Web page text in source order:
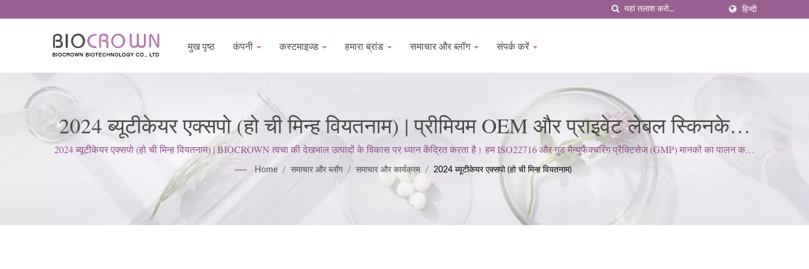
हिन्दी
मुख पृष्ठ कंपनी कस्टमाइज्ड हमारा ब्रांड समाचार और ब्लॉग संपर्क करें
2024 ब्यूटीकेयर एक्सपो (हो ची मिन्ह वियतनाम) | प्रीमियम OEM और प्राइवेट लेबल स्किनकेयर
सेवाएं BIOCROWN द्वारा
2024 ब्यूटीकेयर एक्सपो (हो ची मिन्ह वियतनाम) | BIOCROWN त्वचा की देखभाल उत्पादों के विकास पर ध्यान केंद्रित करता है। हम ISO22716 और गुड मैन्युफैक्चरिंग प्रैक्टिसेज (GMP) मानकों का पालन करते
हैं; ग्राहक की अपेक्षाओं को पूरा करने के लिए एक सख्त दृष्टिकोण बनाए रखते हैं।
Home / समाचार और ब्लॉग / समाचार और कार्यक्रम / 2024 ब्यूटीकेयर एक्सपो (हो ची मिन्ह वियतनाम)